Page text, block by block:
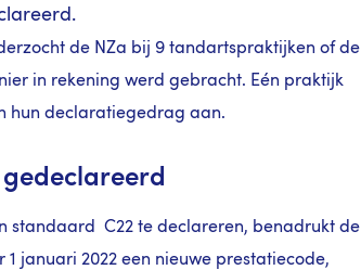
de NZa bij 9 tandartspraktijken of de
in rekening werd gebracht. Eén praktijk
hun declaratiegedrag aan.
standaard C22 te declareren, benadrukt de
januari 2022 een nieuwe prestatiecode,